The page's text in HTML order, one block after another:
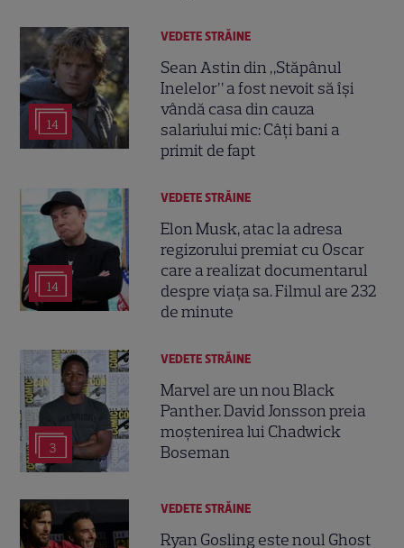
14
VEDETE STRĂINE
Sean Astin din „Stăpânul
Inelelor” a fost nevoit să își
vândă casa din cauza
salariului mic: Câți bani a
primit de fapt
14
VEDETE STRĂINE
Elon Musk, atac la adresa
regizorului premiat cu Oscar
care a realizat documentarul
despre viața sa. Filmul are 232
de minute
3
VEDETE STRĂINE
Marvel are un nou Black
Panther. David Jonsson preia
moștenirea lui Chadwick
Boseman
VEDETE STRĂINE
Ryan Gosling este noul Ghost